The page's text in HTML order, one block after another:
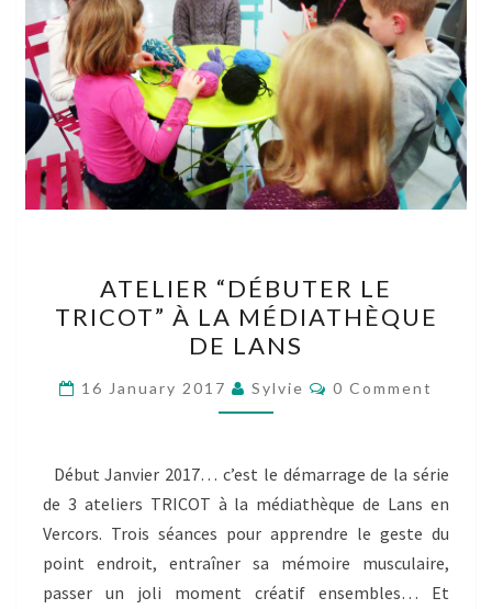
“DÉBUTER
LE
TRICOT”
À
LA
DE
LANS
ATELIER “DÉBUTER LE
TRICOT” À LA MÉDIATHÈQUE
DE LANS
16 January 2017 Sylvie Comments
0 Comment
Début Janvier 2017… c’est le démarrage de la série
de 3 ateliers TRICOT à la médiathèque de Lans en
Vercors. Trois séances pour apprendre le geste du
point endroit, entraîner sa mémoire musculaire,
passer un joli moment créatif ensembles… Et